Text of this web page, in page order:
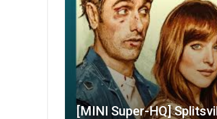
[MINI Super-HQ]